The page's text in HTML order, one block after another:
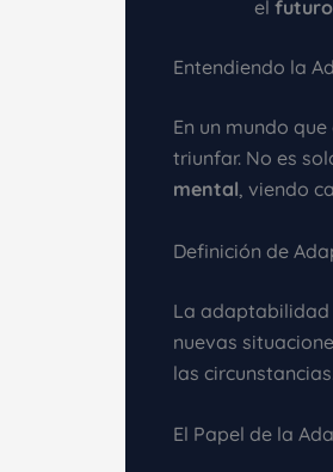
el futuro
Entendiendo la
En un mundo
triunfar. No es
mental, viendo
Definición de
La adaptabilidad
nuevas
las
El Papel de la